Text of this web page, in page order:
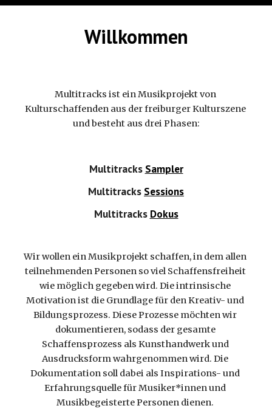
Willkommen
Multitracks ist ein Musikprojekt von
Kulturschaffenden aus der freiburger Kulturszene
und besteht aus drei Phasen:
Multitracks Sampler
Multitracks Sessions
Multitracks Dokus
Wir wollen ein Musikprojekt schaffen, in dem allen
teilnehmenden Personen so viel Schaffensfreiheit
wie möglich gegeben wird. Die intrinsische
Motivation ist die Grundlage für den Kreativ- und
Bildungsprozess. Diese Prozesse möchten wir
dokumentieren, sodass der gesamte
Schaffensprozess als Kunsthandwerk und
Ausdrucksform wahrgenommen wird. Die
Dokumentation soll dabei als Inspirations- und
Erfahrungsquelle für Musiker*innen und
Musikbegeisterte Personen dienen.